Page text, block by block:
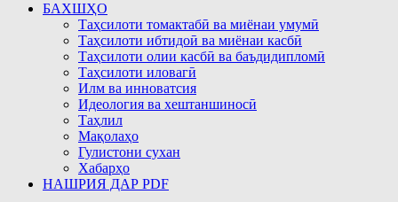
БАХШҲО
Таҳсилоти томактабӣ ва миёнаи умумӣ
Таҳсилоти ибтидоӣ ва миёнаи касбӣ
Таҳсилоти олии касбӣ ва баъдидипломӣ
Таҳсилоти иловагӣ
Илм ва инноватсия
Идеология ва хештаншиносӣ
Таҳлил
Мақолаҳо
Гулистони сухан
Хабарҳо
НАШРИЯ ДАР PDF